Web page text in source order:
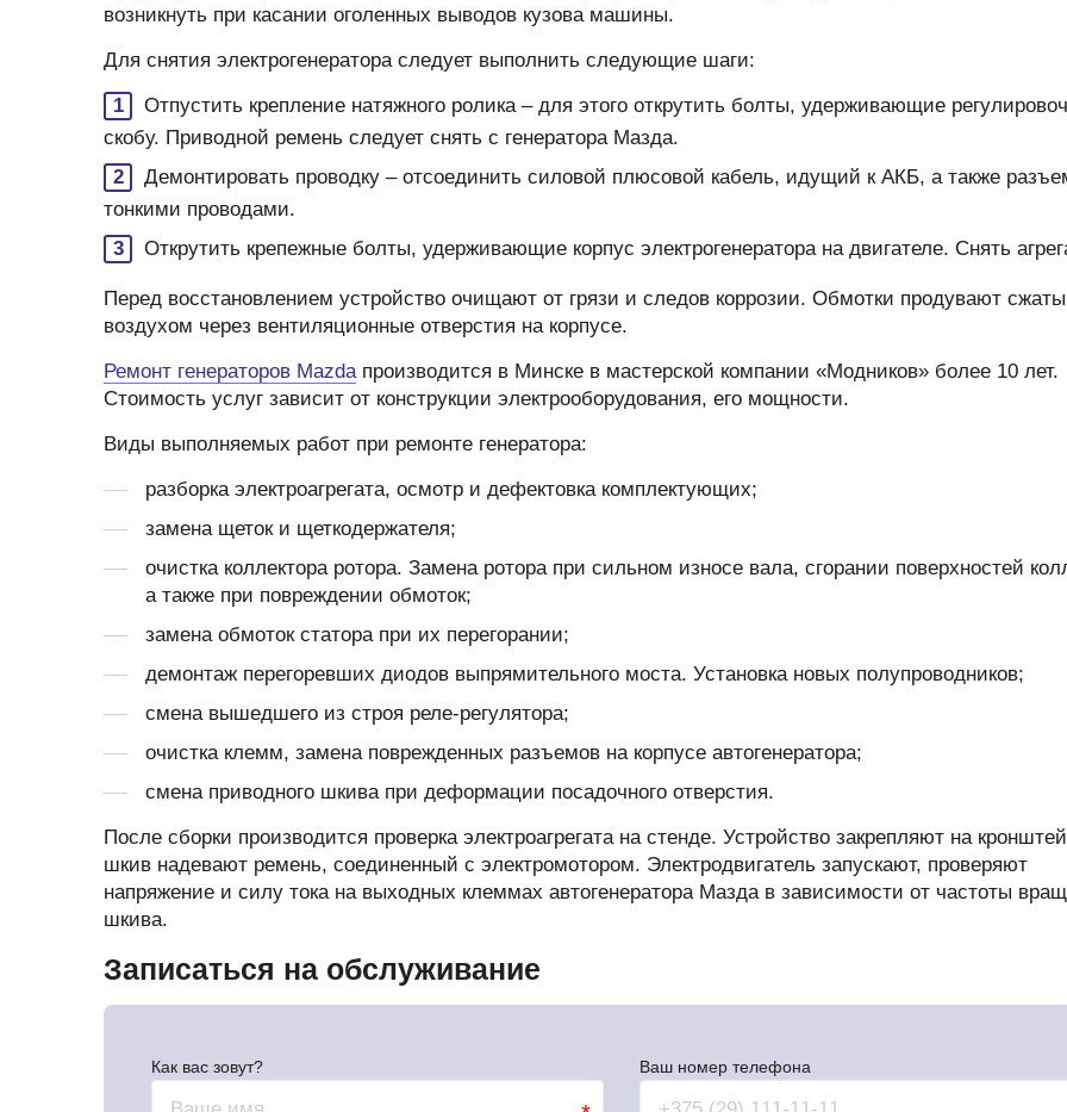
возникнуть при касании оголенных выводов кузова машины.
Для снятия электрогенератора следует выполнить следующие шаги:
Отпустить крепление натяжного ролика – для этого открутить болты, удерживающие
скобу. Приводной ремень следует снять с генератора Мазда.
Демонтировать проводку – отсоединить силовой плюсовой кабель, идущий к АКБ, а также
тонкими проводами.
Открутить крепежные болты, удерживающие корпус электрогенератора на двигателе. Снять
Перед восстановлением устройство очищают от грязи и следов коррозии. Обмотки продувают
воздухом через вентиляционные отверстия на корпусе.
Ремонт генераторов Mazdaпроизводится в Минске в мастерской компании «Модников» более 10 лет.
Стоимость услуг зависит от конструкции электрооборудования, его мощности.
Виды выполняемых работ при ремонте генератора:
разборка электроагрегата, осмотр и дефектовка комплектующих;
замена щеток и щеткодержателя;
очистка коллектора ротора. Замена ротора при сильном износе вала, сгорании поверхностей
а также при повреждении обмоток;
замена обмоток статора при их перегорании;
демонтаж перегоревших диодов выпрямительного моста. Установка новых полупроводников;
смена вышедшего из строя реле-регулятора;
очистка клемм, замена поврежденных разъемов на корпусе автогенератора;
смена приводного шкива при деформации посадочного отверстия.
После сборки производится проверка электроагрегата на стенде. Устройство закрепляют на
шкив надевают ремень, соединенный с электромотором. Электродвигатель запускают, проверяют
напряжение и силу тока на выходных клеммах автогенератора Мазда в зависимости от частоты
шкива.
Записаться на обслуживание
Как вас зовут? Ваш номер телефона